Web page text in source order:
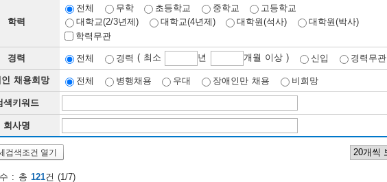
학력
전체 무학 초등학교 중학교
고등학교
대학교(2/3년제)
대학교(4년제) 대학원(석사)
대학원(박사)
학력무관
경력 전체 경력 ( 최소 년 개월 이상 ) 신입 경력무관
인 채용희망 전체 병행채용 우대 장애인만 채용 비희망
색키워드
회사명
검색조건 열기
: 총 121건 (1/7)